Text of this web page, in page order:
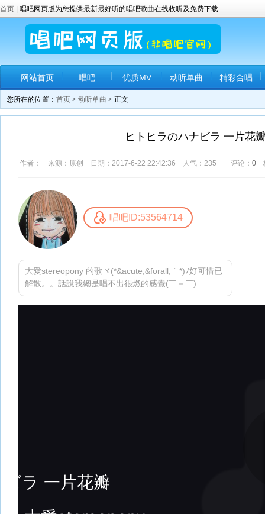
首页 | 唱吧网页版为您提供最新最好听的唱吧歌曲在线收听及免费下载
网站首页 唱吧 优质MV 动听单曲 精彩合唱
您所在的位置： 首页 > 动听单曲 > 正文
ヒトヒラのハナビラ 一片花
作者： 来源：原创 日期：2017-6-22 22:42:36 人气： 235 评论： 0
唱吧ID:53564714
大愛stereopony 的歌ヾ(*&acute;&forall;｀*)ﾉ好可惜已
解散。。話說我總是唱不出很燃的感覺(￣－￣)